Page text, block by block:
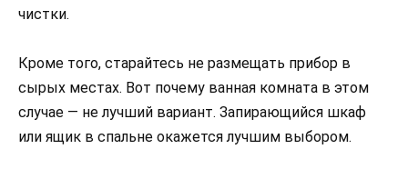
чистки.
Кроме того, старайтесь не размещать прибор в
сырых местах. Вот почему ванная комната в этом
случае — не лучший вариант. Запирающийся шкаф
или ящик в спальне окажется лучшим выбором.